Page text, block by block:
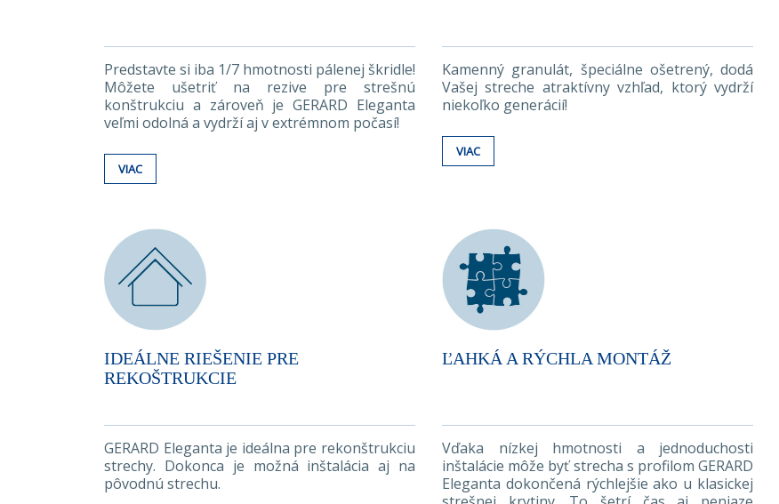
Predstavte si iba 1/7 hmotnosti pálenej škridle!
Môžete ušetriť na rezive pre strešnú
konštrukciu a zároveň je GERARD Eleganta
veľmi odolná a vydrží aj v extrémnom počasí!
VIAC
Kamenný granulát, špeciálne ošetrený, dodá
Vašej streche atraktívny vzhľad, ktorý vydrží
niekoľko generácií!
VIAC
IDEÁLNE RIEŠENIE PRE
REKOŠTRUKCIE
GERARD Eleganta je ideálna pre rekonštrukciu
strechy. Dokonca je možná inštalácia aj na
pôvodnú strechu.
ĽAHKÁ A RÝCHLA MONTÁŽ
Vďaka nízkej hmotnosti a jednoduchosti
inštalácie môže byť strecha s profilom GERARD
Eleganta dokončená rýchlejšie ako u klasickej